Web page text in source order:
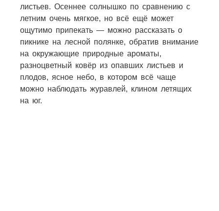
листьев. Осеннее солнышко по сравнению с
летним очень мягкое, но всё ещё может
ощутимо припекать — можно рассказать о
пикнике на лесной полянке, обратив внимание
на окружающие природные ароматы,
разноцветный ковёр из опавших листьев и
плодов, ясное небо, в котором всё чаще
можно наблюдать журавлей, клином летящих
на юг.